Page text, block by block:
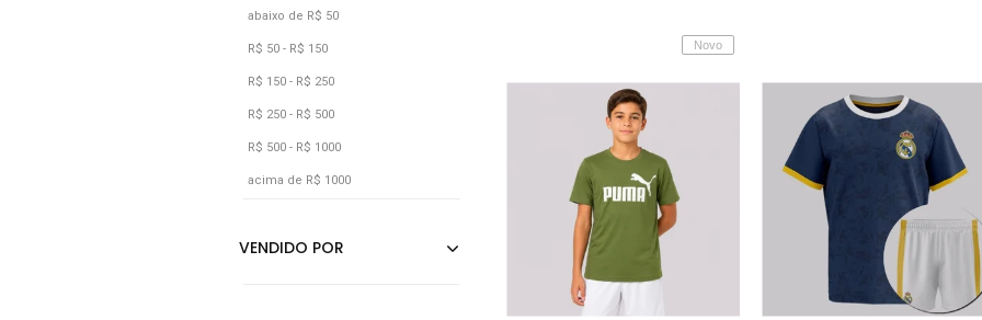
abaixo de R$ 50
R$ 50 - R$ 150
R$ 150 - R$ 250
R$ 250 - R$ 500
R$ 500 - R$ 1000
acima de R$ 1000
Novo